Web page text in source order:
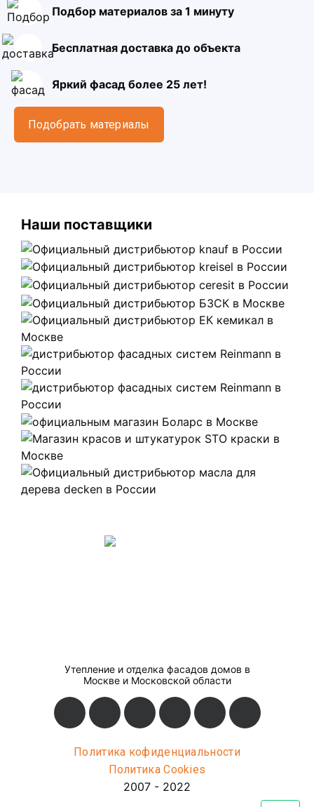
Подбор материалов за 1 минуту
Бесплатная доставка до объекта
Яркий фасад более 25 лет!
Подобрать материалы
Наши поставщики
Утепление и отделка фасадов домов в
Москве и Московской области
Политика кофиденциальности
Политика Cookies
2007 - 2022